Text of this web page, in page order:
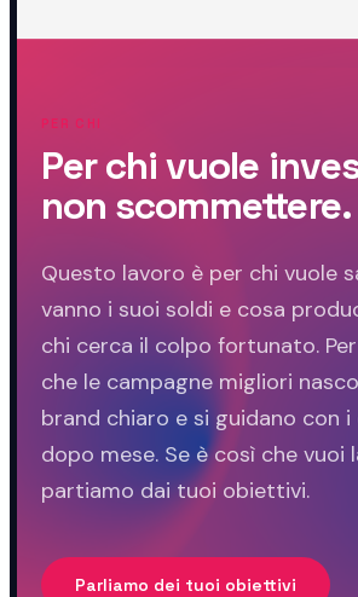
PER CHI
Per chi vuole
non scommettere.
Questo lavoro è per chi vuole
vanno i suoi soldi e cosa
chi cerca il colpo fortunato.
che le campagne migliori
brand chiaro e si guidano con i
dopo mese. Se è così che vuoi
partiamo dai tuoi obiettivi.
Parliamo dei tuoi obiettivi